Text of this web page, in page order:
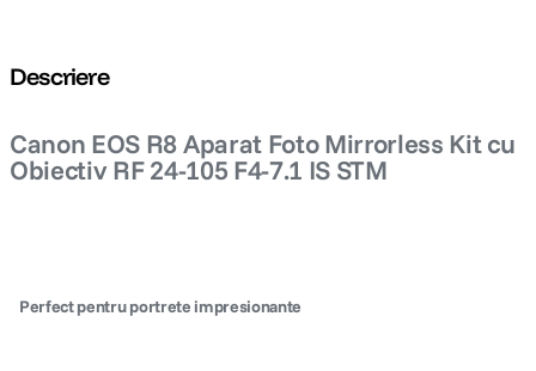
Descriere
Canon EOS R8 Aparat Foto Mirrorless Kit cu
Obiectiv RF 24-105 F4-7.1 IS STM
Perfect pentru portrete impresionante